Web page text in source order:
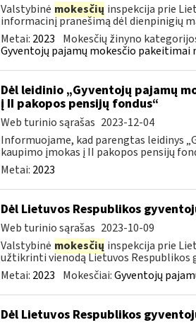
Valstybinė mokesčių inspekcija prie
informacinį pranešimą dėl dienpinigių
Metai: 2023 Mokesčių žinyno
Gyventojų pajamų mokesčio pakeitimai
Dėl leidinio „Gyventojų pajamų
į II pakopos pensijų fondus“
Web turinio sąrašas 2023-12-04
Informuojame, kad parengtas leidinys
kaupimo įmokas į II pakopos pensijų
Metai: 2023
Dėl Lietuvos Respublikos
Web turinio sąrašas 2023-10-09
Valstybinė mokesčių inspekcija prie
užtikrinti vienodą Lietuvos Respublikos
Metai: 2023 Mokesčiai:Gyventojų
Dėl Lietuvos Respublikos